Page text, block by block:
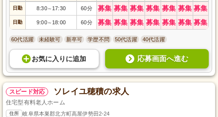
日勤 8:30～ 17:30 60分 募集 募集 募集 募集 募集 募集 募集
日勤 9:00～ 18:00 60分 募集 募集 募集 募集 募集 募集 募集
60代活躍 未経験可 新卒可 学歴不問 50代活躍 40代活躍
お気に入り に追加 応募画面へ進む
スピード対応 ソレイユ穂積の求人
住宅型有料老人ホーム
住所 岐阜県本巣郡北方町高屋伊勢田2-24